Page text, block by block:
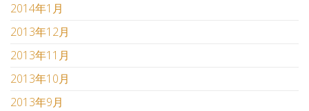
2014年1月
2013年12月
2013年11月
2013年10月
2013年9月